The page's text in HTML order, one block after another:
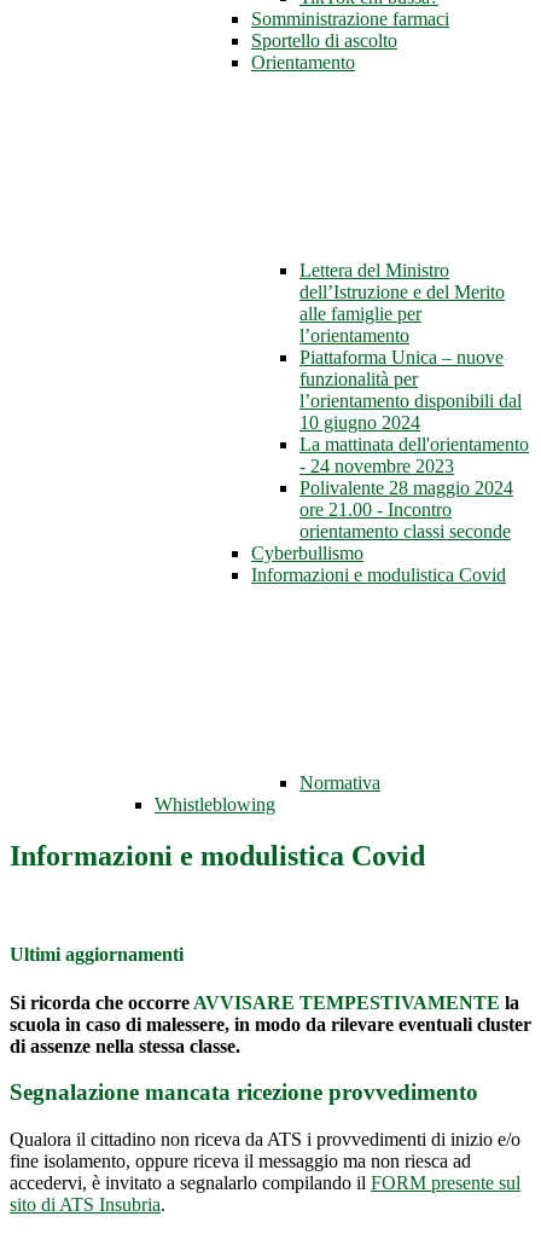
Somministrazione farmaci
Sportello di ascolto
Orientamento
Lettera del Ministro
dell’Istruzione e del Merito
alle famiglie per
l’orientamento
Piattaforma Unica – nuove
funzionalità per
l’orientamento disponibili dal
10 giugno 2024
La mattinata dell'orientamento
- 24 novembre 2023
Polivalente 28 maggio 2024
ore 21.00 - Incontro
orientamento classi seconde
Cyberbullismo
Informazioni e modulistica Covid
Normativa
Whistleblowing
Informazioni e modulistica Covid
Ultimi aggiornamenti
Si ricorda che occorre AVVISARE TEMPESTIVAMENTE la
scuola in caso di malessere, in modo da rilevare eventuali cluster
di assenze nella stessa classe.
Segnalazione mancata ricezione provvedimento
Qualora il cittadino non riceva da ATS i provvedimenti di inizio e/o
fine isolamento, oppure riceva il messaggio ma non riesca ad
accedervi, è invitato a segnalarlo compilando il FORM presente sul
sito di ATS Insubria.